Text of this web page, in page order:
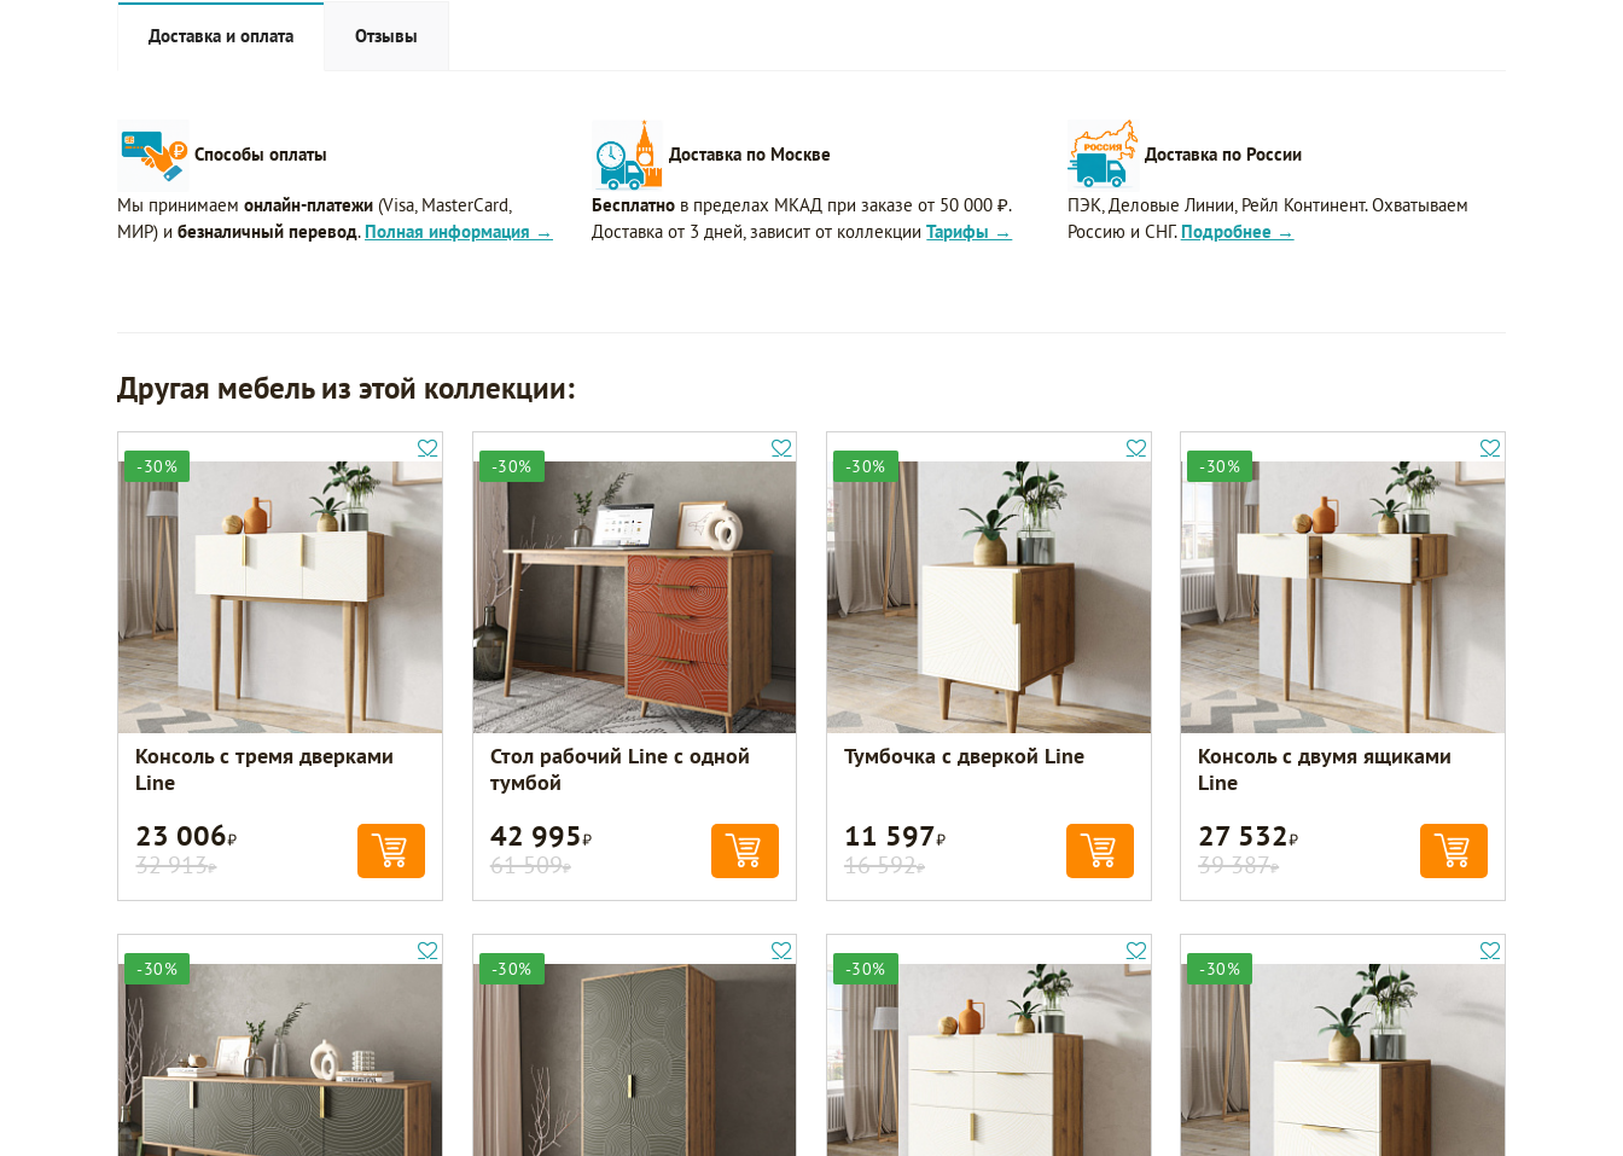
Доставка и оплата Отзывы
Способы оплаты
Мы принимаем онлайн-платежи (Visa, MasterCard,
МИР) и безналичный перевод. Полная информация →
Доставка по Москве
Бесплатно в пределах МКАД при заказе от 50 000 ₽.
Доставка от 3 дней, зависит от коллекцииТарифы →
Доставка по России
ПЭК, Деловые Линии, Рейл Континент. Охватываем
Россию и СНГ. Подробнее →
Другая мебель из этой коллекции:
-30%
Консоль с тремя дверками
Line
23 006Р
32 913Р
-30%
Стол рабочий Line с одной
тумбой
42 995Р
61 509Р
-30%
Тумбочка с дверкой Line
11 597Р
16 592Р
-30%
Консоль с двумя ящиками
Line
27 532Р
39 387Р
-30% -30% -30% -30%